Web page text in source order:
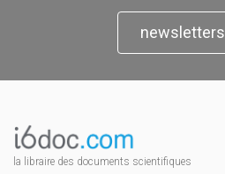
newsletters
la libraire des documents scientifiques